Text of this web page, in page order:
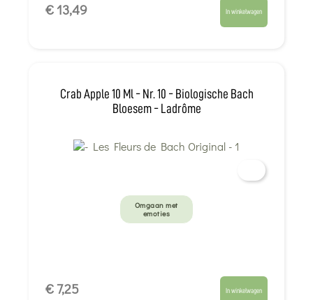
€ 13,49 In winkelwagen
Crab Apple 10 Ml - Nr. 10 - Biologische Bach
Bloesem - Ladrôme
Omgaan met
emoties
€ 7,25 In winkelwagen